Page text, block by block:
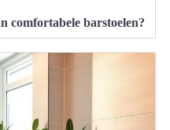
comfortabele barstoelen?